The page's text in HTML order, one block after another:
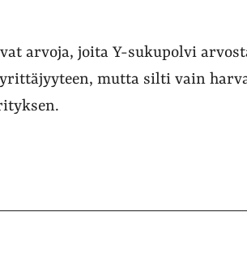
arvoja, joita Y-sukupolvi
mutta silti vain